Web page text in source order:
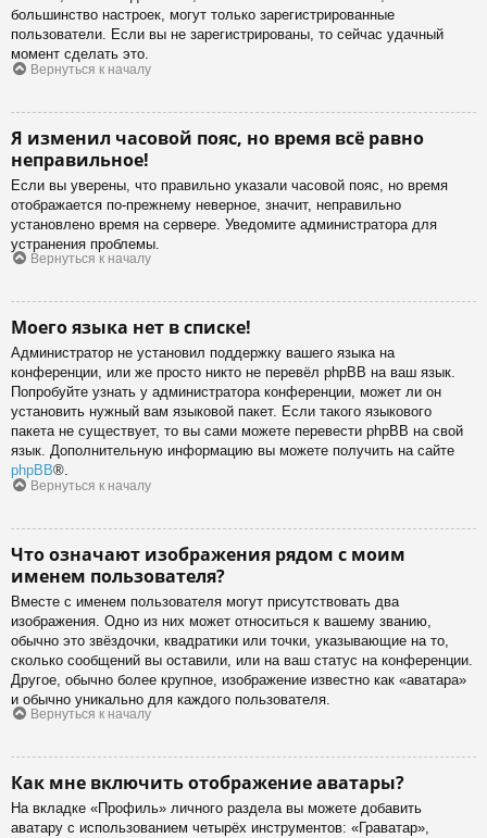
большинство настроек, могут только зарегистрированные
пользователи. Если вы не зарегистрированы, то сейчас удачный
момент сделать это.
Вернуться к началу
Я изменил часовой пояс, но время всё равно
неправильное!
Если вы уверены, что правильно указали часовой пояс, но время
отображается по-прежнему неверное, значит, неправильно
установлено время на сервере. Уведомите администратора для
устранения проблемы.
Вернуться к началу
Моего языка нет в списке!
Администратор не установил поддержку вашего языка на
конференции, или же просто никто не перевёл phpBB на ваш язык.
Попробуйте узнать у администратора конференции, может ли он
установить нужный вам языковой пакет. Если такого языкового
пакета не существует, то вы сами можете перевести phpBB на свой
язык. Дополнительную информацию вы можете получить на сайте
phpBB®.
Вернуться к началу
Что означают изображения рядом с моим
именем пользователя?
Вместе с именем пользователя могут присутствовать два
изображения. Одно из них может относиться к вашему званию,
обычно это звёздочки, квадратики или точки, указывающие на то,
сколько сообщений вы оставили, или на ваш статус на конференции.
Другое, обычно более крупное, изображение известно как «аватара»
и обычно уникально для каждого пользователя.
Вернуться к началу
Как мне включить отображение аватары?
На вкладке «Профиль» личного раздела вы можете добавить
аватару с использованием четырёх инструментов: «Граватар»,